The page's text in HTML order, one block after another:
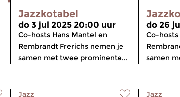
Jazzkotabel
do 3 jul 2025 20:00 uur
Co-hosts Hans Mantel en
Rembrandt Frerichs nemen je
samen met twee prominente...
do 26
Co-hosts
samen
Jazz Jazz